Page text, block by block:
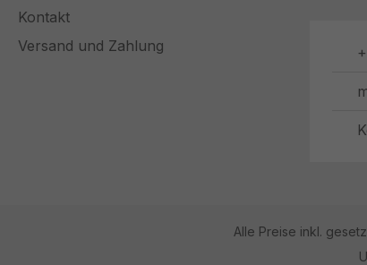
Kontakt
Versand und Zahlung
Alle Preise inkl.